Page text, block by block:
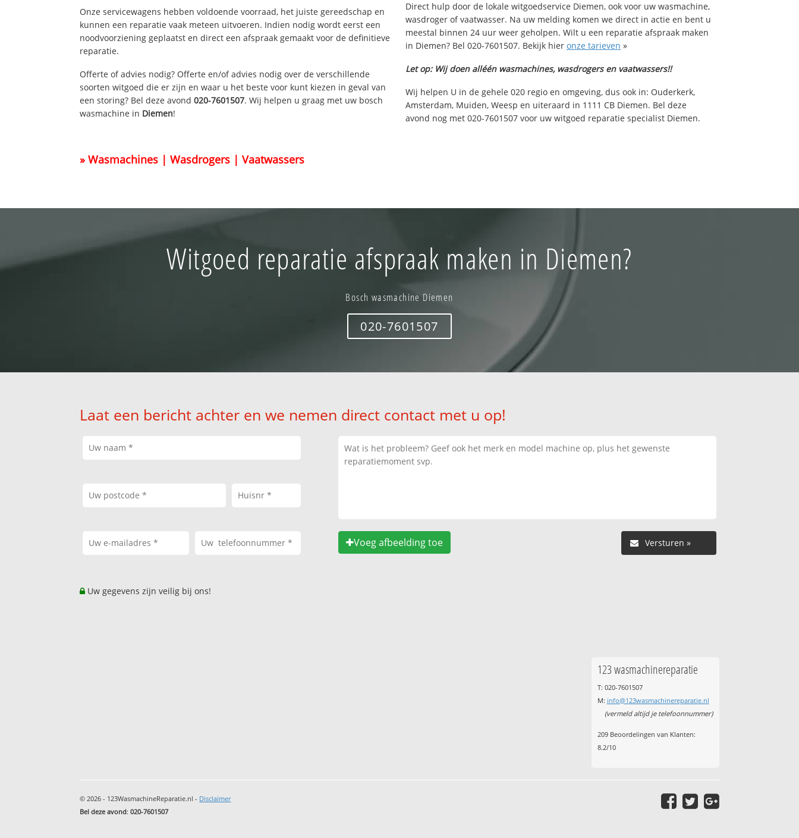
Onze servicewagens hebben voldoende voorraad, het juiste gereedschap en
kunnen een reparatie vaak meteen uitvoeren. Indien nodig wordt eerst een
noodvoorziening geplaatst en direct een afspraak gemaakt voor de definitieve
reparatie.
Offerte of advies nodig? Offerte en/of advies nodig over de verschillende
soorten witgoed die er zijn en waar u het beste voor kunt kiezen in geval van
een storing? Bel deze avond020-7601507. Wij helpen u graag met uw bosch
wasmachine in Diemen!
» Wasmachines | Wasdrogers | Vaatwassers
Direct hulp door de lokale witgoedservice Diemen, ook voor uw wasmachine,
wasdroger of vaatwasser. Na uw melding komen we direct in actie en bent u
meestal binnen 24 uur weer geholpen. Wilt u een reparatie afspraak maken
in Diemen? Bel 020-7601507. Bekijk hier onze tarieven »
Let op: Wij doen alléén wasmachines, wasdrogers en vaatwassers!!
Wij helpen U in de gehele 020 regio en omgeving, dus ook in: Ouderkerk,
Amsterdam, Muiden, Weesp en uiteraard in 1111 CB Diemen. Bel deze
avond nog met 020-7601507 voor uw witgoed reparatie specialist Diemen.
Witgoed reparatie afspraak maken in Diemen?
Bosch wasmachine Diemen
020-7601507
Laat een bericht achter en we nemen direct contact met u op!
Voeg afbeelding toe
Uw gegevens zijn veilig bij ons!
123 wasmachinereparatie
T: 020-7601507
M: info@123wasmachinereparatie.nl
(vermeld altijd je telefoonnummer)
209Beoordelingen van Klanten:
8.2/10
© 2026 - 123WasmachineReparatie.nl - Disclaimer
Bel deze avond:020-7601507